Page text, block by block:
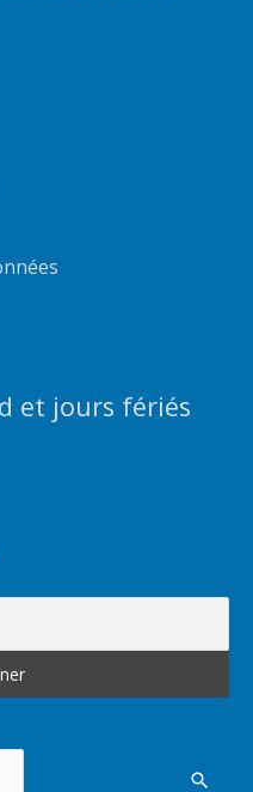
et jours fériés